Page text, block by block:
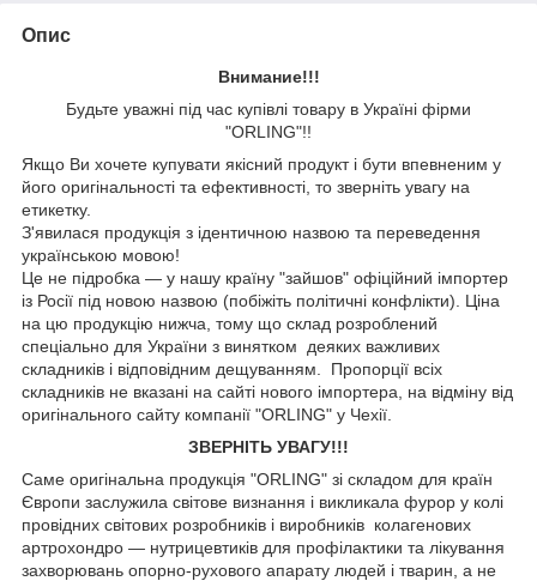
Опис
Внимание!!!
Будьте уважні під час купівлі товару в Україні фірми
"ORLING"!!
Якщо Ви хочете купувати якісний продукт і бути впевненим у
його оригінальності та ефективності, то зверніть увагу на
етикетку.
З'явилася продукція з ідентичною назвою та переведення
українською мовою!
Це не підробка — у нашу країну "зайшов" офіційний імпортер
із Росії під новою назвою (побіжіть політичні конфлікти). Ціна
на цю продукцію нижча, тому що склад розроблений
спеціально для України з винятком деяких важливих
складників і відповідним дещуванням. Пропорції всіх
складників не вказані на сайті нового імпортера, на відміну від
оригінального сайту компанії "ORLING" у Чехії.
ЗВЕРНІТЬ УВАГУ!!!
Саме оригінальна продукція "ORLING" зі складом для країн
Європи заслужила світове визнання і викликала фурор у колі
провідних світових розробників і виробників колагенових
артрохондро — нутрицевтиків для профілактики та лікування
захворювань опорно-рухового апарату людей і тварин, а не